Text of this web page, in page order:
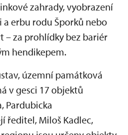
zahrady, vyobrazení
a erbu rodu Šporků nebo
– za prohlídky bez bariér
hendikepem.
územní památková
v gesci 17 objektů
Pardubicka
ředitel, Miloš Kadlec,